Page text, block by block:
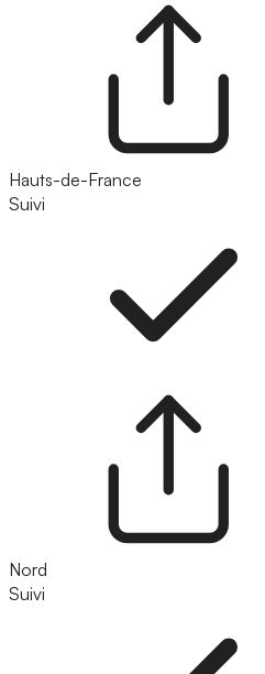
Hauts-de-France
Suivi
Nord
Suivi